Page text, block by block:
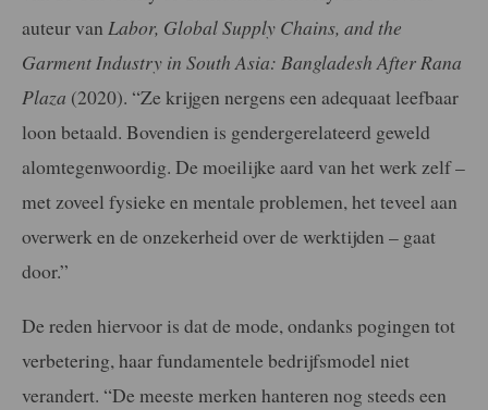
auteur van Labor, Global Supply Chains, and the
Garment Industry in South Asia: Bangladesh After Rana
Plaza (2020). “Ze krijgen nergens een adequaat leefbaar
loon betaald. Bovendien is gendergerelateerd geweld
alomtegenwoordig. De moeilijke aard van het werk zelf –
met zoveel fysieke en mentale problemen, het teveel aan
overwerk en de onzekerheid over de werktijden – gaat
door.”
De reden hiervoor is dat de mode, ondanks pogingen tot
verbetering, haar fundamentele bedrijfsmodel niet
verandert. “De meeste merken hanteren nog steeds een